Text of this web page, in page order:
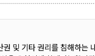
및 기타 권리를 침해하는